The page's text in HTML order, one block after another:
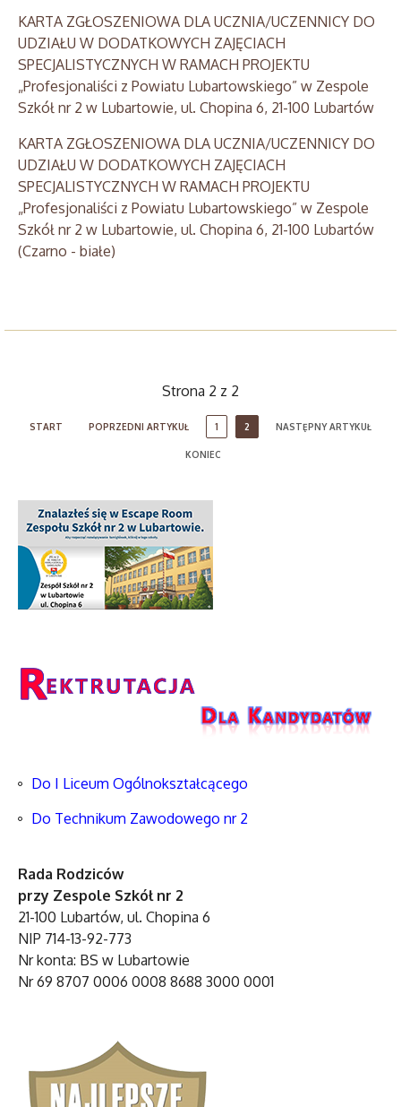
KARTA ZGŁOSZENIOWA DLA UCZNIA/UCZENNICY DO
UDZIAŁU W DODATKOWYCH ZAJĘCIACH
SPECJALISTYCZNYCH W RAMACH PROJEKTU
„Profesjonaliści z Powiatu Lubartowskiego” w Zespole
Szkół nr 2 w Lubartowie, ul. Chopina 6, 21-100 Lubartów
KARTA ZGŁOSZENIOWA DLA UCZNIA/UCZENNICY DO
UDZIAŁU W DODATKOWYCH ZAJĘCIACH
SPECJALISTYCZNYCH W RAMACH PROJEKTU
„Profesjonaliści z Powiatu Lubartowskiego” w Zespole
Szkół nr 2 w Lubartowie, ul. Chopina 6, 21-100 Lubartów
(Czarno - białe)
Strona 2 z 2
START POPRZEDNI ARTYKUŁ 1 2 NASTĘPNY ARTYKUŁ
KONIEC
Do I Liceum Ogólnokształcącego
Do Technikum Zawodowego nr 2
Rada Rodziców
przy Zespole Szkół nr 2
21-100 Lubartów, ul. Chopina 6
NIP 714-13-92-773
Nr konta: BS w Lubartowie
Nr 69 8707 0006 0008 8688 3000 0001